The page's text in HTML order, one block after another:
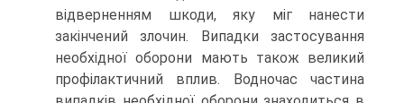
відверненням шкоди, яку міг нанести
закінчений злочин. Випадки застосування
необхідної оборони мають також великий
профілактичний вплив. Водночас частина